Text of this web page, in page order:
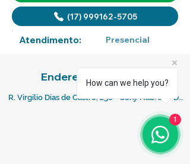
(17) 999162-5705
Atendimento: Presencial
Endereço Comercial:
R. Virgílio Dias de Castro, 256 - Conj. Hab. Sao
How can we help you?
1